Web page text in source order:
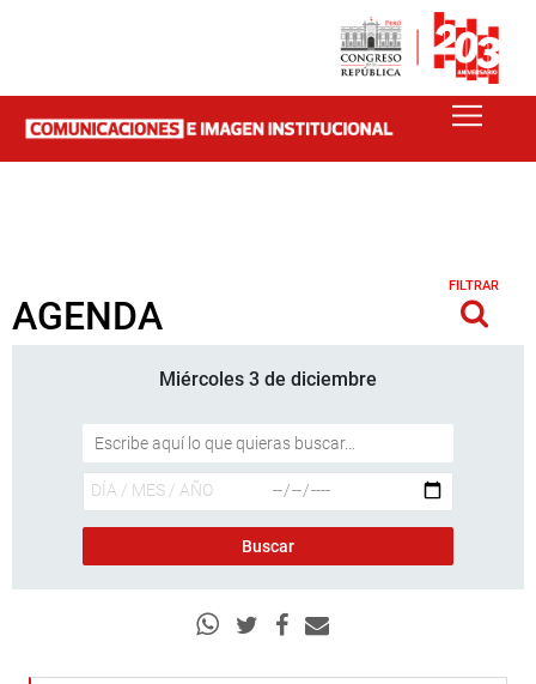
AGENDA
FILTRAR
Miércoles 3 de diciembre